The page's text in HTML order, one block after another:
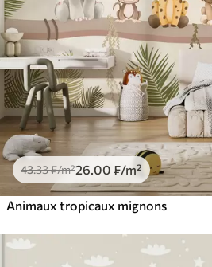
43.33₣/m²26 .00 ₣/m²
Animaux tropicaux mignons